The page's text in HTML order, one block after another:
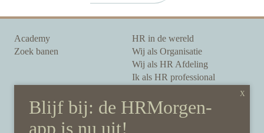
Academy
Zoek banen
HR in de wereld
Wij als Organisatie
Wij als HR Afdeling
Ik als HR professional
Onze auteurs
Onze partners
Sponsoring